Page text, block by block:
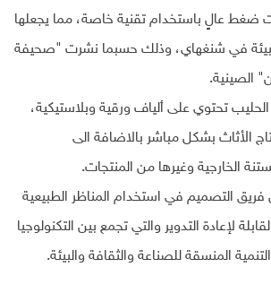
ضغط عالٍ باستخدام تقنية خاصة، مما يجعلها
في شنغهاي، وذلك حسبما نشرت "صحيفة
الصينية.
تحتوي على ألياف ورقية وبلاستيكية،
الأثاث بشكل مباشر بالاضافة الى
الخارجية وغيرها من المنتجات.
فريق التصميم في استخدام المناظر الطبيعية
لإعادة التدوير والتي تجمع بين التكنولوجيا
المنسقة للصناعة والثقافة والبيئة.